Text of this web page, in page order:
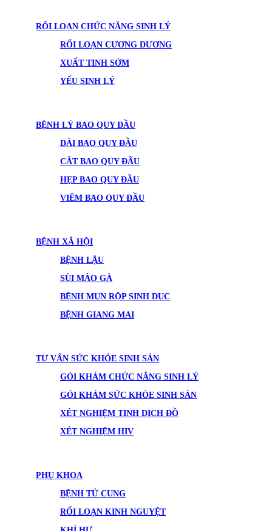
RỐI LOẠN CHỨC NĂNG SINH LÝ
RỐI LOẠN CƯƠNG DƯƠNG
XUẤT TINH SỚM
YẾU SINH LÝ
BỆNH LÝ BAO QUY ĐẦU
DÀI BAO QUY ĐẦU
CẮT BAO QUY ĐẦU
HẸP BAO QUY ĐẦU
VIÊM BAO QUY ĐẦU
BỆNH XÃ HỘI
BỆNH LẬU
SÙI MÀO GÀ
BỆNH MỤN RỘP SINH DỤC
BỆNH GIANG MAI
TƯ VẤN SỨC KHỎE SINH SẢN
GÓI KHÁM CHỨC NĂNG SINH LÝ
GÓI KHÁM SỨC KHỎE SINH SẢN
XÉT NGHIỆM TINH DỊCH ĐỒ
XÉT NGHIỆM HIV
PHỤ KHOA
BỆNH TỬ CUNG
RỐI LOẠN KINH NGUYỆT